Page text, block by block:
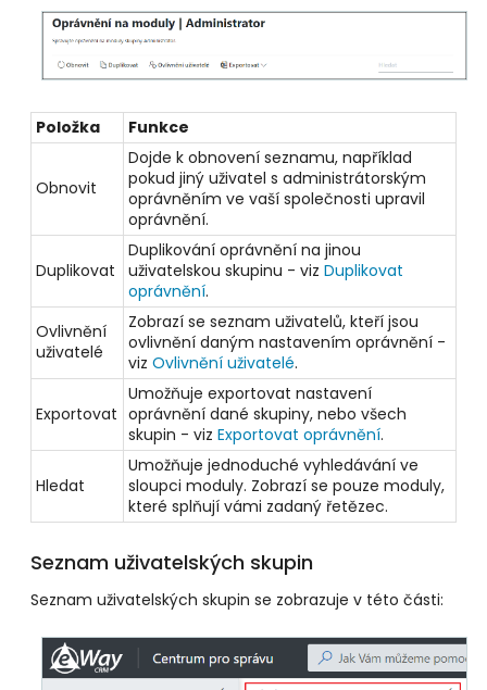
Položka Funkce
Obnovit
Dojde k obnovení seznamu, například
pokud jiný uživatel s administrátorským
oprávněním ve vaší společnosti upravil
oprávnění.
Duplikovat
Duplikování oprávnění na jinou
uživatelskou skupinu - vizDuplikovat
oprávnění.
Ovlivnění
uživatelé
Zobrazí se seznam uživatelů, kteří jsou
ovlivnění daným nastavením oprávnění -
vizOvlivnění uživatelé.
Exportovat
Umožňuje exportovat nastavení
oprávnění dané skupiny, nebo všech
skupin - vizExportovat oprávnění.
Hledat
Umožňuje jednoduché vyhledávání ve
sloupci moduly. Zobrazí se pouze moduly,
které splňují vámi zadaný řetězec.
Seznam uživatelských skupin
Seznam uživatelských skupin se zobrazuje v této části: